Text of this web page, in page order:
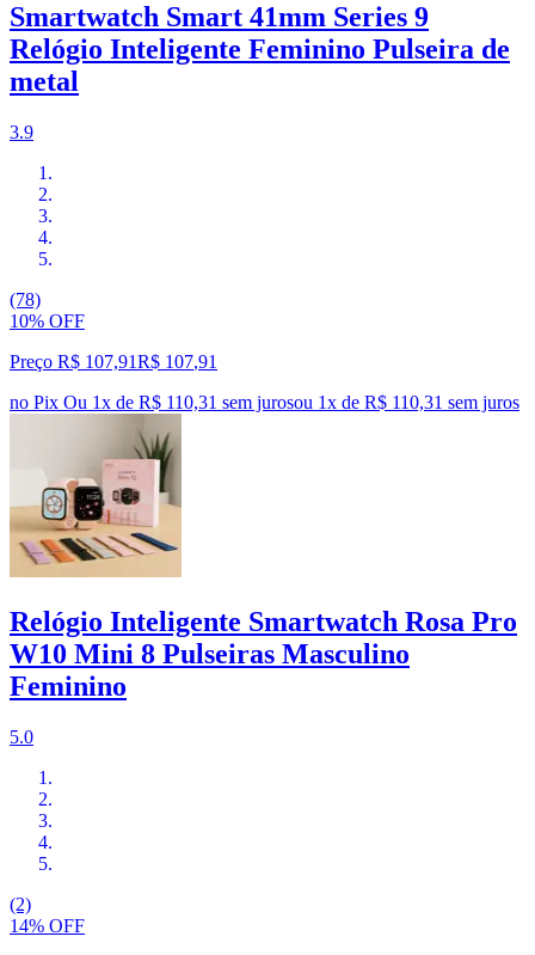
Smartwatch Smart 41mm Series 9
Relógio Inteligente Feminino Pulseira de
metal
3.9
(78)
10% OFF
Preço R$ 107,91R$ 107,91
no Pix Ou 1x de R$ 110,31 sem jurosou 1x de R$ 110,31 sem juros
Relógio Inteligente Smartwatch Rosa Pro
W10 Mini 8 Pulseiras Masculino
Feminino
5.0
(2)
14% OFF